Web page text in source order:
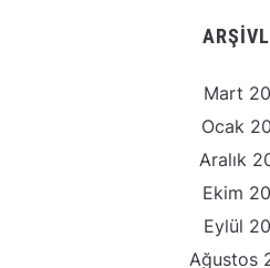
Mart
Ocak
Aralık
Ekim
Eylül
Ağustos